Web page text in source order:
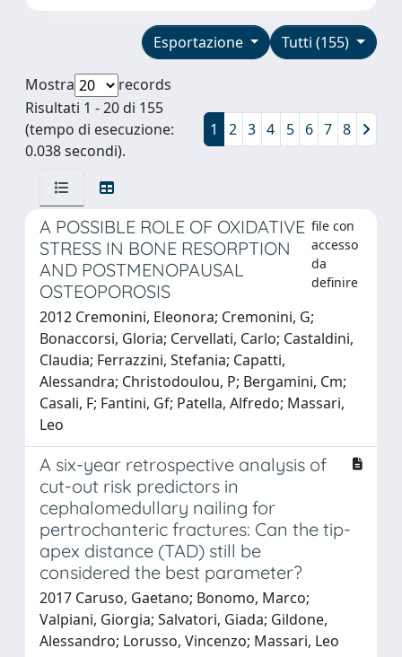
Tutti (155)
Esportazione
Mostra
records
Risultati 1 - 20 di 155
(tempo di esecuzione:
0.038 secondi).
1 2 3 4 5 6 7 8
A POSSIBLE ROLE OF OXIDATIVE
STRESS IN BONE RESORPTION
AND POSTMENOPAUSAL
OSTEOPOROSIS
file con
accesso
da
definire
2012 Cremonini, Eleonora; Cremonini, G;
Bonaccorsi, Gloria; Cervellati, Carlo; Castaldini,
Claudia; Ferrazzini, Stefania; Capatti,
Alessandra; Christodoulou, P; Bergamini, Cm;
Casali, F; Fantini, Gf; Patella, Alfredo; Massari,
Leo
A six-year retrospective analysis of
cut-out risk predictors in
cephalomedullary nailing for
pertrochanteric fractures: Can the tip-
apex distance (TAD) still be
considered the best parameter?
2017 Caruso, Gaetano; Bonomo, Marco;
Valpiani, Giorgia; Salvatori, Giada; Gildone,
Alessandro; Lorusso, Vincenzo; Massari, Leo